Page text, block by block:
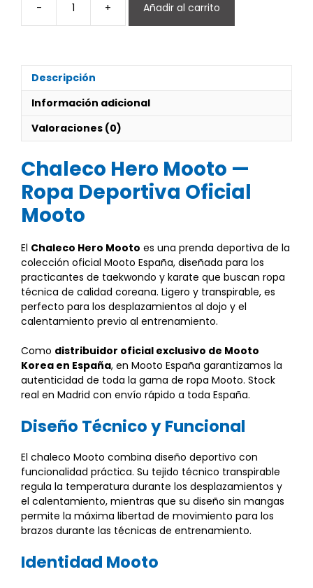
-
Chalecos
Hero
+ Añadir al carrito
Descripción
Información adicional
Valoraciones (0)
Chaleco Hero Mooto —
Ropa Deportiva Oficial
Mooto
El Chaleco Hero Mooto es una prenda deportiva de la
colección oficial Mooto España, diseñada para los
practicantes de taekwondo y karate que buscan ropa
técnica de calidad coreana. Ligero y transpirable, es
perfecto para los desplazamientos al dojo y el
calentamiento previo al entrenamiento.
Como distribuidor oficial exclusivo de Mooto
Korea en España, en Mooto España garantizamos la
autenticidad de toda la gama de ropa Mooto. Stock
real en Madrid con envío rápido a toda España.
Diseño Técnico y Funcional
El chaleco Mooto combina diseño deportivo con
funcionalidad práctica. Su tejido técnico transpirable
regula la temperatura durante los desplazamientos y
el calentamiento, mientras que su diseño sin mangas
permite la máxima libertad de movimiento para los
brazos durante las técnicas de entrenamiento.
Identidad Mooto